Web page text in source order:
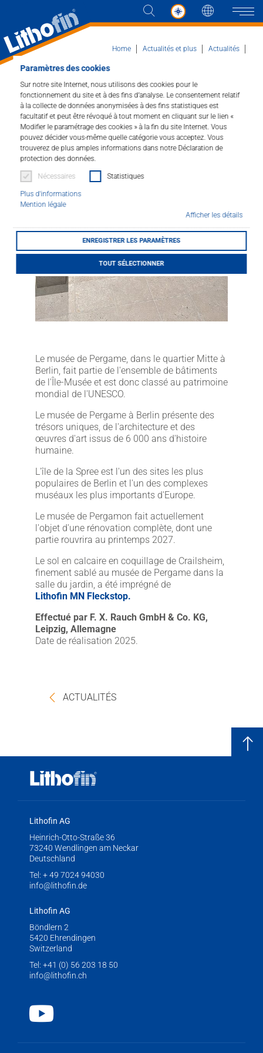
Paramètres des cookies
Sur notre site Internet, nous utilisons des cookies pour le
fonctionnement du site et à des fins d’analyse. Le consentement relatif
à la collecte de données anonymisées à des fins statistiques est
facultatif et peut être révoqué à tout moment en cliquant sur le lien «
Modifier le paramétrage des cookies » à la fin du site Internet. Vous
pouvez décider vous-même quelle catégorie vous acceptez. Vous
trouverez de plus amples informations dans notre Déclaration de
protection des données.
Nécessaires Statistiques
Plus d'informations
Mention légale
Afficher les détails
ENREGISTRER LES PARAMÈTRES
TOUT SÉLECTIONNER
Langue
Produits
Les solutions
Actualités et plus
Entreprise
Contacter
DISTRIBUTEUR
Webshop
Download
Home Actualités et plus
Actualités
Île du Musée Berlin,
Musée de Pergame
Le musée de Pergame, dans le quartier Mitte à
Berlin, fait partie de l'ensemble de bâtiments
de l'Île-Musée et est donc classé au patrimoine
mondial de l'UNESCO.
Le musée de Pergame à Berlin présente des
trésors uniques, de l'architecture et des
œuvres d'art issus de 6 000 ans d'histoire
humaine.
L'île de la Spree est l'un des sites les plus
populaires de Berlin et l'un des complexes
muséaux les plus importants d'Europe.
Le musée de Pergamon fait actuellement
l'objet d'une rénovation complète, dont une
partie rouvrira au printemps 2027.
Le sol en calcaire en coquillage de Crailsheim,
finement sablé au musée de Pergame dans la
salle du jardin, a été imprégné de
Lithofin MN Fleckstop.
Effectué par F. X. Rauch GmbH & Co. KG,
Leipzig, Allemagne
Date de réalisation 2025.
ACTUALITÉS
Lithofin AG
Heinrich-Otto-Straße 36
73240 Wendlingen am Neckar
Deutschland
Tel: + 49 7024 94030
info@lithofin.de
Lithofin AG
Böndlern 2
5420 Ehrendingen
Switzerland
Tel: +41 (0) 56 203 18 50
info@lithofin.ch
Youtube